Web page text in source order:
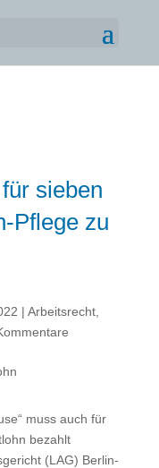
sieben
Pflege zu
| Arbeitsrecht,
muss auch für
bezahlt
(LAG) Berlin-